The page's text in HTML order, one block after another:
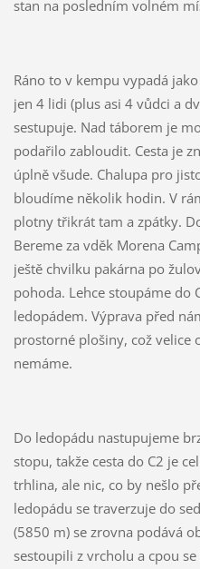
stan na posledním volném
Ráno to v kempu vypadá
jen 4 lidi (plus asi 4 vůdci a
sestupuje. Nad táborem je
podařilo zabloudit. Cesta je
úplně všude. Chalupa pro
bloudíme několik hodin. V
plotny třikrát tam a zpátky.
Bereme za vděk Morena
ještě chvilku pakárna po
pohoda. Lehce stoupáme do
ledopádem. Výprava před
prostorné plošiny, což velice
nemáme.
Do ledopádu nastupujeme
stopu, takže cesta do C2 je
trhlina, ale nic, co by nešlo
ledopádu se traverzuje do
(5850 m) se zrovna podává
sestoupili z vrcholu a cpou